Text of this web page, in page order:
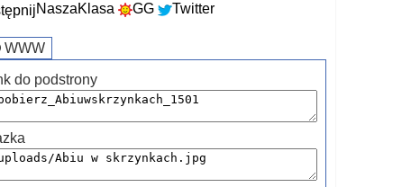
NaszaKlasa GG Twitter
WWW
do podstrony